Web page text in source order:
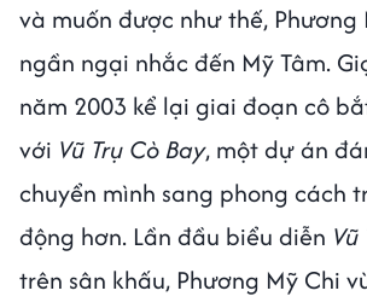
và muốn được như thế, Phương
ngần ngại nhắc đến Mỹ Tâm.
năm 2003 kể lại giai đoạn cô
với Vũ Trụ Cò Bay, một dự án
chuyển mình sang phong cách
động hơn. Lần đầu biểu diễn
trên sân khấu, Phương Mỹ Chi